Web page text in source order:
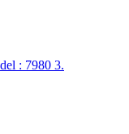
: 7980 3.